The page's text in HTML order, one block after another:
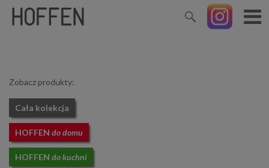
Zobacz produkty:
Cała kolekcja
HOFFEN do domu
HOFFEN do kuchni